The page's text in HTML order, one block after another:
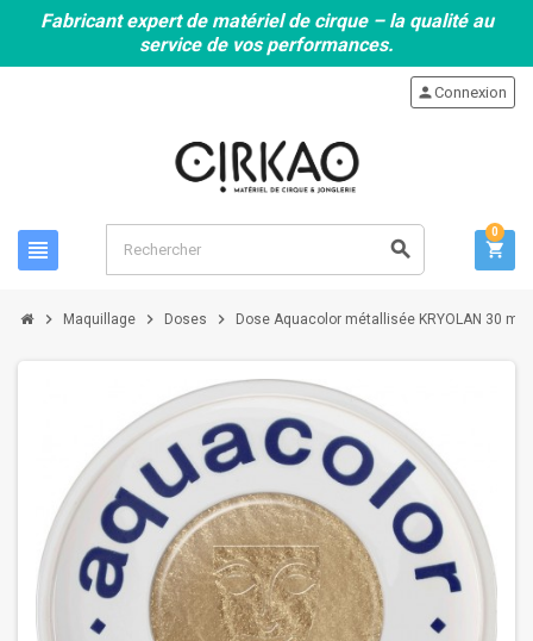
Fabricant expert de matériel de cirque – la qualité au
service de vos performances.
view_headline search
personConnexion
shopping_cart
0
chevron_right Maquillage chevron_right Doses chevron_right Dose Aquacolor métallisée KRYOLAN 30 ml